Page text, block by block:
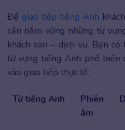
Để giao tiếp tiếng Anh
cần nắm vững những từ
khách sạn – dịch vụ. Bạn
từ vựng tiếng Anh phổ biến
vào giao tiếp thực tế:
Từ tiếng Anh
Phiên
âm